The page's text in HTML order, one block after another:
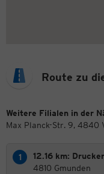
Route zu
Weitere Filialen in der
Max Planck-Str. 9, 4840
12.16 km:
4810 Gmunden